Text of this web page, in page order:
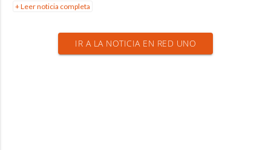
+ Leer noticia completa
IR A LA NOTICIA EN RED UNO